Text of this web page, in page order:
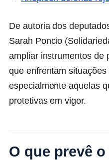
De autoria dos
Sarah Poncio
ampliar instrumentos de
que enfrentam
especialmente aquelas
protetivas em vigor.
O que prevê